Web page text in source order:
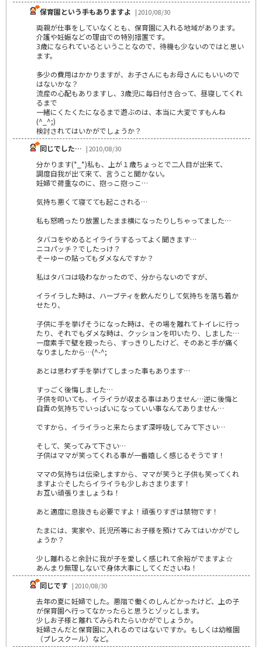
保育園という手もありますよ | 2010/08/30
両親が仕事をしていなくとも、保育園に入れる地域があります。
介護や妊娠などの理由での特別措置です。
3歳になられているということなので、待機も少ないのではと思い
ます。
多少の費用はかかりますが、お子さんにもお母さんにもいいので
はないかな？
流産の心配もありますし、3歳児に毎日付き合って、昼寝してくれ
るまで
一緒にくたくたになるまで遊ぶのは、本当に大変ですもんね
(^_^;)
検討されてはいかがでしょうか？
同じでした… | 2010/08/30
分かります(*_*)私も、上が１歳ちょっとで二人目が出来て、
調度自我が出て来て、言うこと聞かない。
妊婦で荷重なのに、抱っこ抱っこ…
気持ち悪くて寝てても起こされる…
私も怒鳴ったり放置したまま横になったりしちゃってました…
タバコをやめるとイライラするってよく聞きます…
ニコパッチ？でしたっけ？
そーゆーの貼ってもダメなんですか？
私はタバコは吸わなかったので、分からないのですが、
イライラした時は、ハーブティを飲んだりして気持ちを落ち着か
せたり、
子供に手を挙げそうになった時は、その場を離れてトイレに行っ
たり、それでもダメな時は、クッションを叩いたり、しました…
一度素手で壁を殴ったら、すっきりしたけど、そのあと手が痛く
なりましたから…(^-^;
あとは思わず手を挙げてしまった事もあります…
すっごく後悔しました…
子供を叩いても、イライラが収まる事はありません…逆に後悔と
自責の気持ちでいっぱいになっていい事なんてありません…
ですから、イライラっと来たらまず深呼吸してみて下さい…
そして、笑ってみて下さい…
子供はママが笑ってくれる事が一番嬉しく感じるそうです！
ママの気持ちは伝染しますから、ママが笑うと子供も笑ってくれ
ますよ☆そしたらイライラも少しおさまります！
お互い頑張りましょうね！
あと適度に息抜きも必要ですよ！頑張りすぎは禁物です！
たまには、実家や、託児所等にお子様を預けてみてはいかがでし
ょうか？
少し離れると余計に我が子を愛しく感じれて余裕がでますよ☆
あんまり無理しないで身体大事にしてくださいね！
同じです | 2010/08/30
去年の夏に妊婦でした。悪阻で働くのしんどかったけど、上の子
が保育園へ行ってなかったらと思うとゾッとします。
少しお子様と離れてみられたらいかがでしょうか。
妊婦さんだと保育園に入れるのではないですか。もしくは幼稚園
（プレスクール）など。